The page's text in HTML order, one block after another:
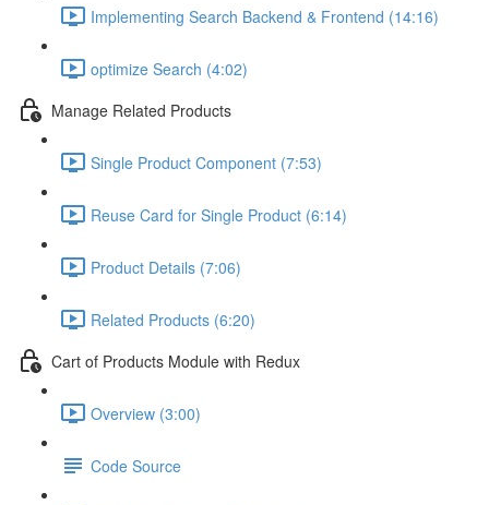
Implementing Search Backend & Frontend (14:16)
optimize Search (4:02)
Manage Related Products
Single Product Component (7:53)
Reuse Card for Single Product (6:14)
Product Details (7:06)
Related Products (6:20)
Cart of Products Module with Redux
Overview (3:00)
Code Source